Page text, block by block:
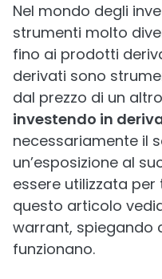
Nel mondo degli
strumenti molto
fino ai prodotti
derivati sono
dal prezzo di un
investendo in
necessariamente il
un’esposizione al
essere utilizzata
questo articolo
warrant, spiegando
funzionano.